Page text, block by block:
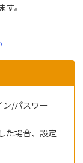
。
ン/パスワー
た場合、設定